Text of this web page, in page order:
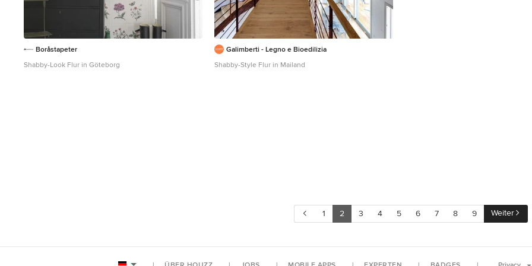
Boråstapeter
Shabby-Look Flur in Göteborg
Galimberti - Legno e Bioedilizia
Shabby-Style Flur in Mailand
1 2 3 4 5 6 7 8 9 Weiter